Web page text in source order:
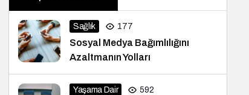
Sağlık 177
Sosyal Medya Bağımlılığını
Azaltmanın Yolları
Yaşama Dair 592